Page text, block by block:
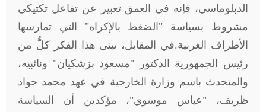
الدبلوماسي، فإنه في العمق تعبير عن تفاعل تكتيكي
مشروط بسياسة "الضغط بالإكراه" التي تمارسها
الأطراف الغربية.في المقابل، تبنى هذا الفكر كلُّ من
رئيس الجمهورية الدكتور "مسعود بزشكيان" ونائبيه،
والمتحدث باسم وزارة الخارجية في عهد محمد جواد
ظريف، "عباس موسوي"، مؤكدين أن السياسة